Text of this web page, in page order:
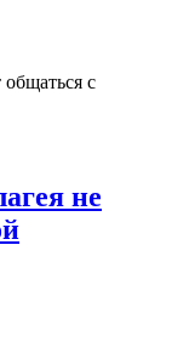
не